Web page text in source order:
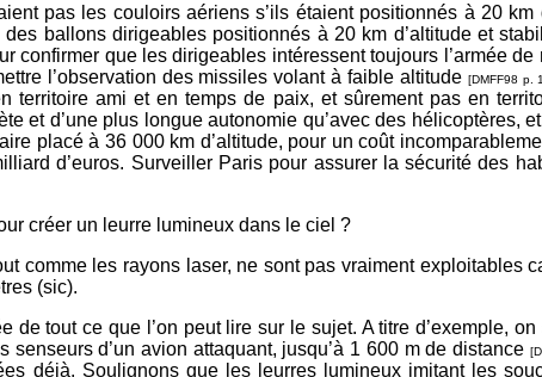
pas les couloirs aériens s’ils étaient positionnés à 20
ballons dirigeables positionnés à 20 km d’altitude et
confirmer que les dirigeables intéressent toujours l’armée
l’observation des missiles volant à faible altitude [DMFF98 p.
territoire ami et en temps de paix, et sûrement pas en
et d’une plus longue autonomie qu’avec des hélicoptères,
placé à 36 000 km d’altitude, pour un coût
d’euros. Surveiller Paris pour assurer la sécurité des
créer un leurre lumineux dans le ciel ?
comme les rayons laser, ne sont pas vraiment exploitables
(sic).
de tout ce que l’on peut lire sur le sujet. A titre d’exemple,
senseurs d’un avion attaquant, jusqu’à 1 600 m de distance
déjà. Soulignons que les leurres lumineux imitant les